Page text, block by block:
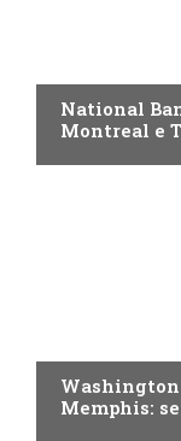
National
Montreal e
Washington
Memphis: